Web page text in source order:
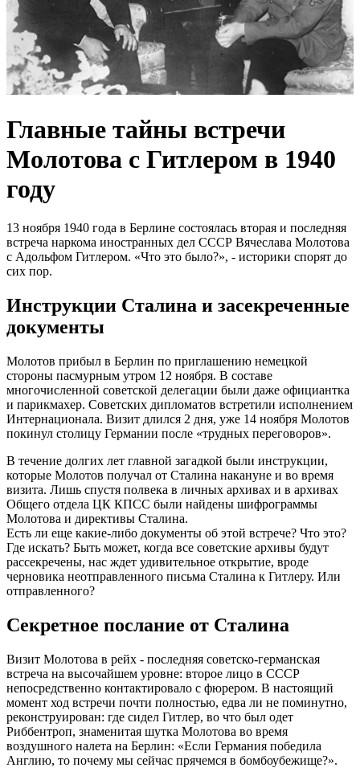
Главные тайны встречи
Молотова с Гитлером в 1940
году
13 ноября 1940 года в Берлине состоялась вторая и последняя
встреча наркома иностранных дел СССР Вячеслава Молотова
с Адольфом Гитлером. «Что это было?», - историки спорят до
сих пор.
Инструкции Сталина и засекреченные
документы
Молотов прибыл в Берлин по приглашению немецкой
стороны пасмурным утром 12 ноября. В составе
многочисленной советской делегации были даже официантка
и парикмахер. Советских дипломатов встретили исполнением
Интернационала. Визит длился 2 дня, уже 14 ноября Молотов
покинул столицу Германии после «трудных переговоров».
В течение долгих лет главной загадкой были инструкции,
которые Молотов получал от Сталина накануне и во время
визита. Лишь спустя полвека в личных архивах и в архивах
Общего отдела ЦК КПСС были найдены шифрограммы
Молотова и директивы Сталина.
Есть ли еще какие-либо документы об этой встрече? Что это?
Где искать? Быть может, когда все советские архивы будут
рассекречены, нас ждет удивительное открытие, вроде
черновика неотправленного письма Сталина к Гитлеру. Или
отправленного?
Секретное послание от Сталина
Визит Молотова в рейх - последняя советско-германская
встреча на высочайшем уровне: второе лицо в СССР
непосредственно контактировало с фюрером. В настоящий
момент ход встречи почти полностью, едва ли не поминутно,
реконструирован: где сидел Гитлер, во что был одет
Риббентроп, знаменитая шутка Молотова во время
воздушного налета на Берлин: «Если Германия победила
Англию, то почему мы сейчас прячемся в бомбоубежище?».